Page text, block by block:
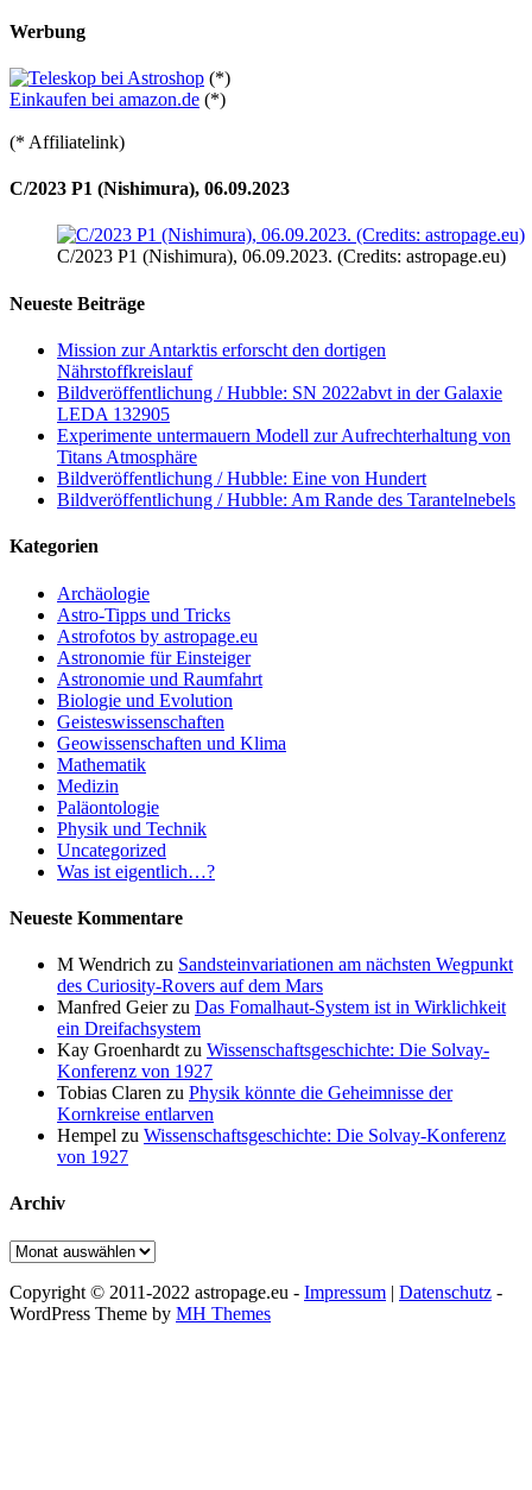
Werbung
(*)
Einkaufen bei amazon.de (*)
(* Affiliatelink)
C/2023 P1 (Nishimura), 06.09.2023
C/2023 P1 (Nishimura), 06.09.2023. (Credits: astropage.eu)
Neueste Beiträge
Mission zur Antarktis erforscht den dortigen
Nährstoffkreislauf
Bildveröffentlichung / Hubble: SN 2022abvt in der Galaxie
LEDA 132905
Experimente untermauern Modell zur Aufrechterhaltung von
Titans Atmosphäre
Bildveröffentlichung / Hubble: Eine von Hundert
Bildveröffentlichung / Hubble: Am Rande des Tarantelnebels
Kategorien
Archäologie
Astro-Tipps und Tricks
Astrofotos by astropage.eu
Astronomie für Einsteiger
Astronomie und Raumfahrt
Biologie und Evolution
Geisteswissenschaften
Geowissenschaften und Klima
Mathematik
Medizin
Paläontologie
Physik und Technik
Uncategorized
Was ist eigentlich…?
Neueste Kommentare
M Wendrich zu Sandsteinvariationen am nächsten Wegpunkt
des Curiosity-Rovers auf dem Mars
Manfred Geierzu Das Fomalhaut-System ist in Wirklichkeit
ein Dreifachsystem
Kay Groenhardt zu Wissenschaftsgeschichte: Die Solvay-
Konferenz von 1927
Tobias Claren zu Physik könnte die Geheimnisse der
Kornkreise entlarven
Hempel zu Wissenschaftsgeschichte: Die Solvay-Konferenz
von 1927
Archiv
Archiv
Copyright © 2011-2022 astropage.eu - Impressum | Datenschutz -
WordPress Theme by MH Themes